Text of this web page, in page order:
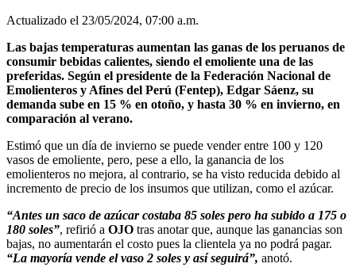
Actualizado el 23/05/2024, 07:00 a.m.
Las bajas temperaturas aumentan las ganas de los peruanos de
consumir bebidas calientes, siendo el emoliente una de las
preferidas. Según el presidente de la Federación Nacional de
Emolienteros y Afines del Perú (Fentep), Edgar Sáenz, su
demanda sube en 15 % en otoño, y hasta 30 % en invierno, en
comparación al verano.
Estimó que un día de invierno se puede vender entre 100 y 120
vasos de emoliente, pero, pese a ello, la ganancia de los
emolienteros no mejora, al contrario, se ha visto reducida debido al
incremento de precio de los insumos que utilizan, como el azúcar.
“Antes un saco de azúcar costaba 85 soles pero ha subido a 175 o
180 soles”, refirió a OJO tras anotar que, aunque las ganancias son
bajas, no aumentarán el costo pues la clientela ya no podrá pagar.
“La mayoría vende el vaso 2 soles y así seguirá”, anotó.